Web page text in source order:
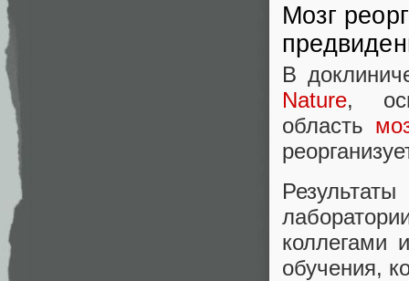
Мозг
В
Nature,
область
коллегами
обучения,